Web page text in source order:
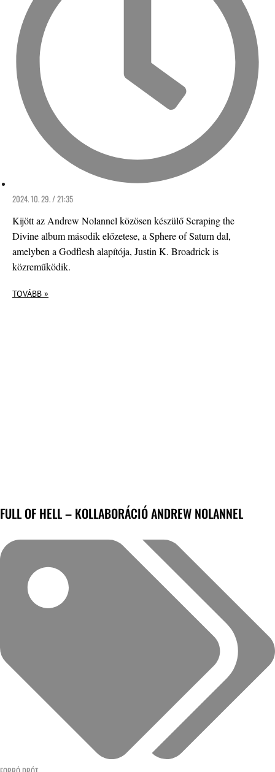
2024. 10. 29. / 21:35
Kijött az Andrew Nolannel közösen készülő Scraping the
Divine album második előzetese, a Sphere of Saturn dal,
amelyben a Godflesh alapítója, Justin K. Broadrick is
közreműködik.
TOVÁBB »
FULL OF HELL – KOLLABORÁCIÓ ANDREW NOLANNEL